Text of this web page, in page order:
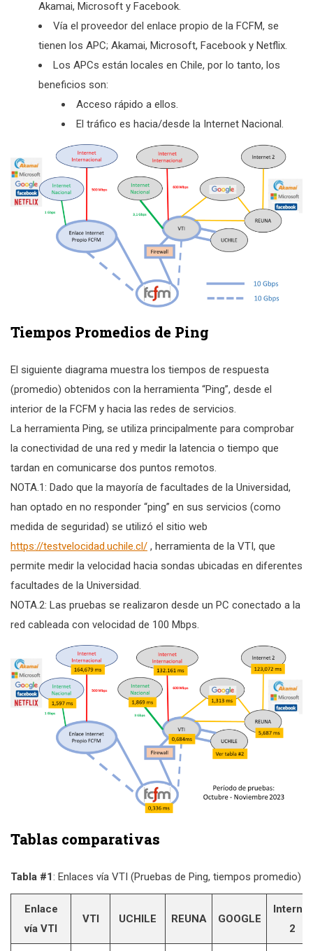
Akamai, Microsoft y Facebook.
Vía el proveedor del enlace propio de la FCFM, se
tienen los APC; Akamai, Microsoft, Facebook y Netflix.
Los APCs están locales en Chile, por lo tanto, los
beneficios son:
Acceso rápido a ellos.
El tráfico es hacia/desde la Internet Nacional.
Tiempos Promedios de Ping
El siguiente diagrama muestra los tiempos de respuesta
(promedio) obtenidos con la herramienta “Ping”, desde el
interior de la FCFM y hacia las redes de servicios.
La herramienta Ping, se utiliza principalmente para comprobar
la conectividad de una red y medir la latencia o tiempo que
tardan en comunicarse dos puntos remotos.
NOTA.1: Dado que la mayoría de facultades de la Universidad,
han optado en no responder “ping” en sus servicios (como
medida de seguridad) se utilizó el sitio web
https://testvelocidad.uchile.cl/ , herramienta de la VTI, que
permite medir la velocidad hacia sondas ubicadas en diferentes
facultades de la Universidad.
NOTA.2: Las pruebas se realizaron desde un PC conectado a la
red cableada con velocidad de 100 Mbps.
Tablas comparativas
Tabla #1: Enlaces vía VTI (Pruebas de Ping, tiempos promedio)
Enlace
vía VTI
VTI UCHILE REUNA GOOGLE
Internet
2